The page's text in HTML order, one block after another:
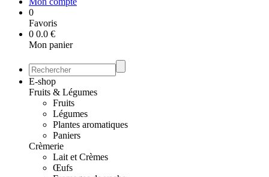
0
Favoris
0 0.0 €
Mon panier
E-shop
Fruits & Légumes
Fruits
Légumes
Plantes aromatiques
Paniers
Crèmerie
Lait et Crèmes
Œufs